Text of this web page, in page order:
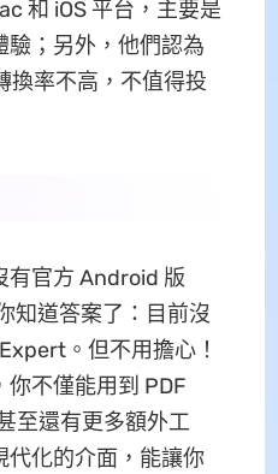
和 iOS 平台，主要是
驗；另外，他們認為
換率不高，不值得投
有官方 Android 版
知道答案了：目前沒
。但不用擔心！
不僅能用到 PDF
至還有更多額外工
代化的介面，能讓你